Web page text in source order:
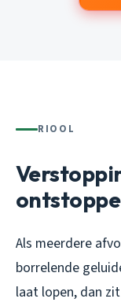
RIOOL
Als meerdere
borrelende
laat lopen, dan